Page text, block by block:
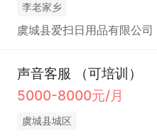
李老家乡
虞城县爱扫日用品有限公司
声音客服 （可培训）
5000-8000元/月
虞城县城区